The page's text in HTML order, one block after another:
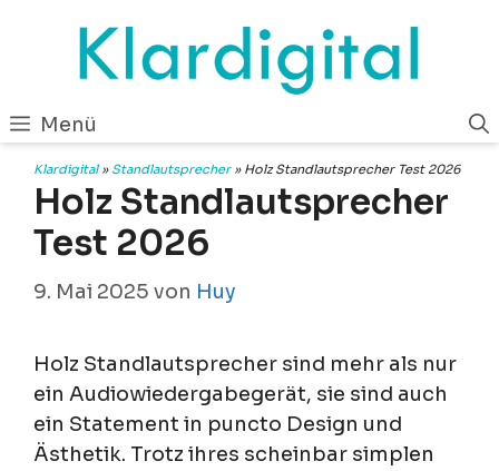
springen
Menü
Klardigital» Standlautsprecher» Holz Standlautsprecher Test 2026
Holz Standlautsprecher
Test 2026
9. Mai 2025 von Huy
Holz Standlautsprecher sind mehr als nur
ein Audiowiedergabegerät, sie sind auch
ein Statement in puncto Design und
Ästhetik. Trotz ihres scheinbar simplen